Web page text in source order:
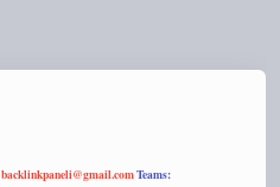
backlinkpaneli@gmail.comTeams: